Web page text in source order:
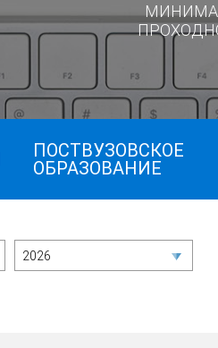
ПОСТВУЗОВСКОЕ
ОБРАЗОВАНИЕ
2026